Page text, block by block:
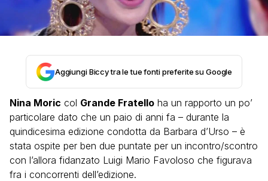
Aggiungi Biccy tra le tue fonti preferite su Google
Nina Moric col Grande Fratello ha un rapporto un po’
particolare dato che un paio di anni fa – durante la
quindicesima edizione condotta da Barbara d’Urso – è
stata ospite per ben due puntate per un incontro/scontro
con l’allora fidanzato Luigi Mario Favoloso che figurava
fra i concorrenti dell’edizione.